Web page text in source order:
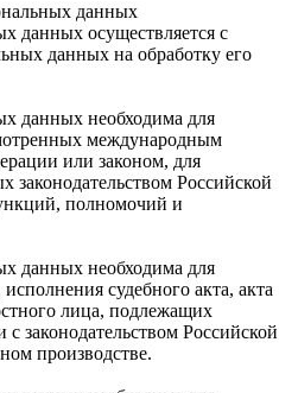
данных
данных осуществляется с
данных на обработку его
данных необходима для
международным
или законом, для
законодательством Российской
полномочий и
данных необходима для
судебного акта, акта
лица, подлежащих
законодательством Российской
производстве.